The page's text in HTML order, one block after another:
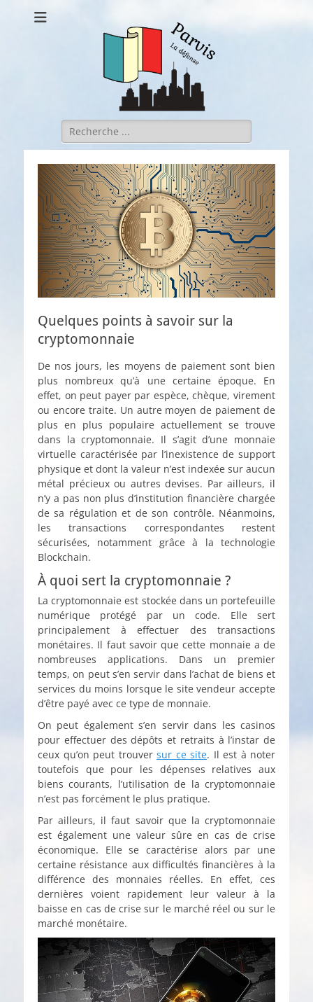
Parvis la defense
Rechercher :
Quelques points à savoir sur la
cryptomonnaie
De nos jours, les moyens de paiement sont bien
plus nombreux qu’à une certaine époque. En
effet, on peut payer par espèce, chèque, virement
ou encore traite. Un autre moyen de paiement de
plus en plus populaire actuellement se trouve
dans la cryptomonnaie. Il s’agit d’une monnaie
virtuelle caractérisée par l’inexistence de support
physique et dont la valeur n’est indexée sur aucun
métal précieux ou autres devises. Par ailleurs, il
n’y a pas non plus d’institution financière chargée
de sa régulation et de son contrôle. Néanmoins,
les transactions correspondantes restent
sécurisées, notamment grâce à la technologie
Blockchain.
À quoi sert la cryptomonnaie ?
La cryptomonnaie est stockée dans un portefeuille
numérique protégé par un code. Elle sert
principalement à effectuer des transactions
monétaires. Il faut savoir que cette monnaie a de
nombreuses applications. Dans un premier
temps, on peut s’en servir dans l’achat de biens et
services du moins lorsque le site vendeur accepte
d’être payé avec ce type de monnaie.
On peut également s’en servir dans les casinos
pour effectuer des dépôts et retraits à l’instar de
ceux qu’on peut trouver sur ce site. Il est à noter
toutefois que pour les dépenses relatives aux
biens courants, l’utilisation de la cryptomonnaie
n’est pas forcément le plus pratique.
Par ailleurs, il faut savoir que la cryptomonnaie
est également une valeur sûre en cas de crise
économique. Elle se caractérise alors par une
certaine résistance aux difficultés financières à la
différence des monnaies réelles. En effet, ces
dernières voient rapidement leur valeur à la
baisse en cas de crise sur le marché réel ou sur le
marché monétaire.